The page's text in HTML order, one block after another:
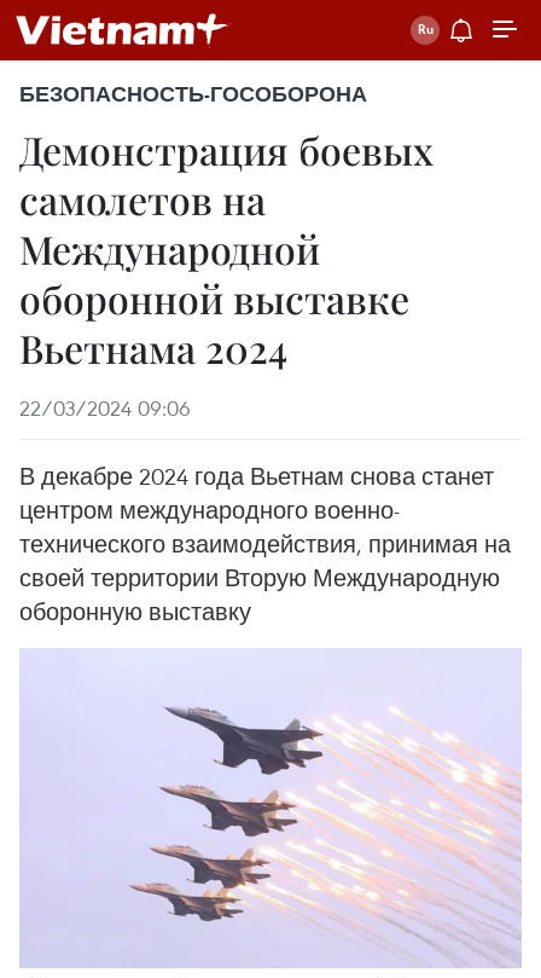
БЕЗОПАСНОСТЬ-ГОСОБОРОНА
Демонстрация боевых
самолетов на
Международной
оборонной выставке
Вьетнама 2024
22/03/2024 09:06
В декабре 2024 года Вьетнам снова станет
центром международного военно-
технического взаимодействия, принимая на
своей территории Вторую Международную
оборонную выставку